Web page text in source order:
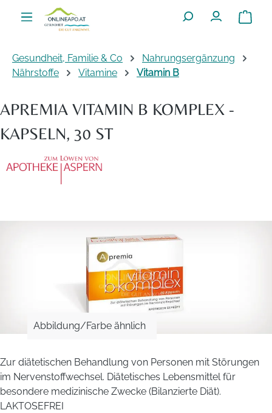
Zum Hauptinhalt springen
Gesundheit, Familie & Co
Nahrungsergänzung
Nährstoffe
Vitamine Vitamin B
APREMIA VITAMIN B KOMPLEX -
KAPSELN, 30 ST
Abbildung/Farbe ähnlich
Zur diätetischen Behandlung von Personen mit Störungen
im Nervenstoffwechsel. Diätetisches Lebensmittel für
besondere medizinische Zwecke (Bilanzierte Diät).
LAKTOSEFREI